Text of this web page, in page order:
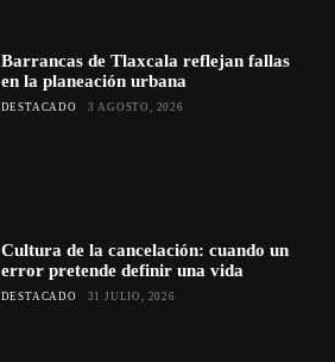
Barrancas de Tlaxcala reflejan fallas
en la planeación urbana
DESTACADO 3 AGOSTO, 2026
Cultura de la cancelación: cuando un
error pretende definir una vida
DESTACADO 31 JULIO, 2026